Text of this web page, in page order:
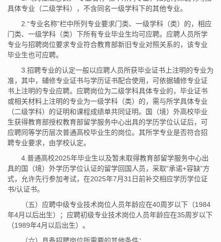
具体专业（二级学科），不含同名一级学科下的其他专业。
2.“专业名称”栏中所列专业要求门类、一级学科（类）的，相应
门类、一级学科（类）下所有专业毕业生均可应聘。应聘人员所学
专业与招聘岗位要求专业符合教育部新旧专业对照关系的，该专业
毕业生也可应聘。
3.招聘专业的认定一般以应聘人员所获毕业证书上注明的专业为
准，其中，辅修专业证书与学历证书配合使用，可依据辅修专业证
书上注明的专业应聘。应聘岗位为二级学科具体专业的，毕业证书
或相关材料上注明的专业为一级学科（类）的，需与所学具体专业
（二级学科）的证明和课程成绩单共同证明。国（境）外高校毕业
生获得教育部授权教育部留学服务中心出具的学历学位认证后，可
应聘同等学历层次普通高校毕业生的岗位。其所学专业是否符合招
聘专业要求，由学校认定。
4.普通高校2025年毕业生以及暂未取得教育部留学服务中心出
具的国（境）外学历学位认证的留学回国人员，采取“承诺+容缺”方
式，允许先行参加考试，在2025年7月31日前补交相应学历学位证
书/认证书。
（五）应聘中级专业技术岗位人员年龄应在40周岁以下（1984
年4月以后出生）；应聘初级专业技术岗位人员年龄应在35周岁以下
（1989年4月以后出生）。